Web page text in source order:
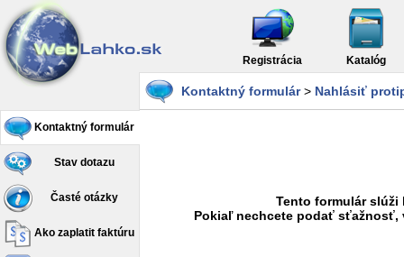
Registrácia Katalóg
Kontaktný formulár
Stav dotazu
Časté otázky
Ako zaplatit faktúru
Kontaktný formulár> Nahlásiť
Tento formulár
Pokiaľ nechcete podať